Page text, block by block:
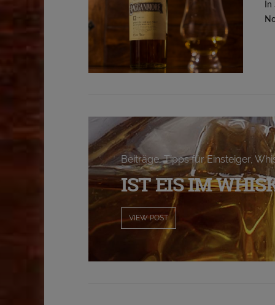
VIEW POST
In
Beiträge, Tipps für Einsteiger,
IST EIS IM
VIEW POST